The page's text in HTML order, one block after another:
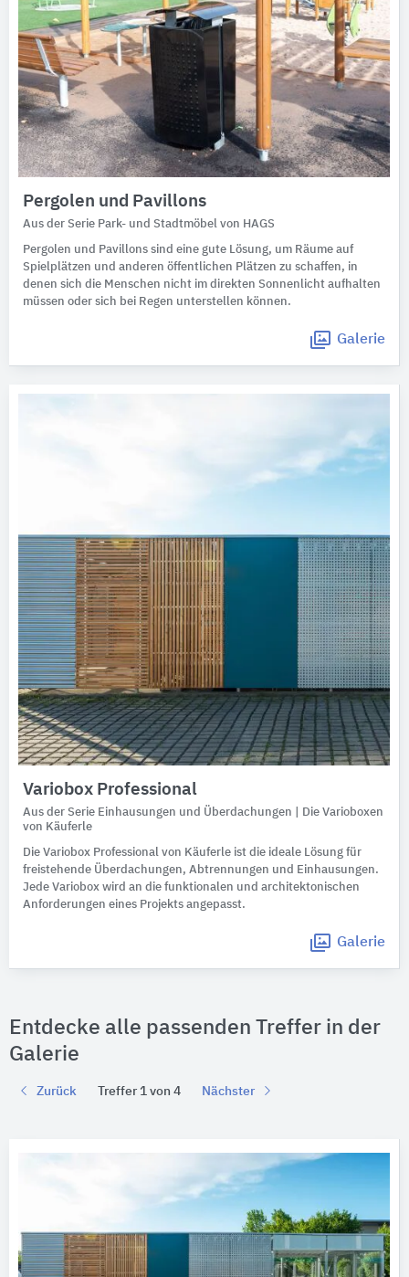
Pergolen und Pavillons
Aus der Serie Park- und Stadtmöbel von HAGS
Pergolen und Pavillons sind eine gute Lösung, um Räume auf
Spielplätzen und anderen öffentlichen Plätzen zu schaffen, in
denen sich die Menschen nicht im direkten Sonnenlicht aufhalten
müssen oder sich bei Regen unterstellen können.
Galerie
Variobox Professional
Aus der Serie Einhausungen und Überdachungen | Die Varioboxen
von Käuferle
Die Variobox Professional von Käuferle ist die ideale Lösung für
freistehende Überdachungen, Abtrennungen und Einhausungen.
Jede Variobox wird an die funktionalen und architektonischen
Anforderungen eines Projekts angepasst.
Galerie
Entdecke alle passenden Treffer in der
Galerie
Zurück Treffer 1 von 4 Nächster